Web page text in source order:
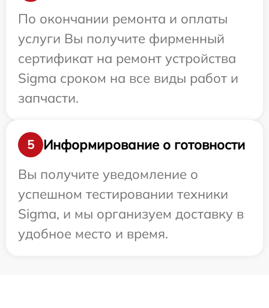
По окончании ремонта и оплаты
услуги Вы получите фирменный
сертификат на ремонт устройства
Sigma сроком на все виды работ и
запчасти.
5
Информирование о готовности
Вы получите уведомление о
успешном тестировании техники
Sigma, и мы организуем доставку в
удобное место и время.